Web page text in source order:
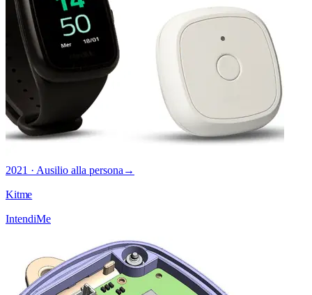
2021 · Ausilio alla persona →
Kitme
IntendiMe